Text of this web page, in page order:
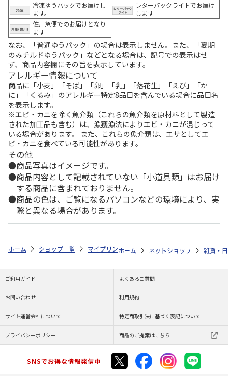
冷凍ゆうパックでお届けし
ます。
レターパックライトでお届け
します
佐川急便でのお届けとなり
ます
なお、「普通ゆうパック」の場合は表示しません。また、「夏期
のみチルドゆうパック」などとなる場合は、記号での表示はせ
ず、商品内容欄にその旨を表示しています。
アレルギー情報について
商品に「小麦」「そば」「卵」「乳」「落花生」「えび」「か
に」「くるみ」のアレルギー特定8品目を含んでいる場合に品目名
を表示します。
※エビ・カニを除く魚介類（これらの魚介類を原材料として製造
された加工品も含む）は、漁獲漁法によりエビ・カニが混じって
いる場合があります。 また、これらの魚介類は、エサとしてエ
ビ・カニを食べている可能性があります。
その他
商品写真はイメージです。
商品内容として記載されていない「小道具類」はお届け
する商品に含まれておりません。
商品の色は、ご覧になるパソコンなどの環境により、実
際と異なる場合があります。
ホーム ショップ一覧 マイプリント シルエットミラー【カニンヘ
ホーム ネットショップ 雑貨・
ご利用ガイド よくあるご質問
お問い合わせ 利用規約
サイト運営会社について 特定商取引法に基づく表記について
プライバシーポリシー 商品のご提案はこちら
SNSでお得な情報発信中